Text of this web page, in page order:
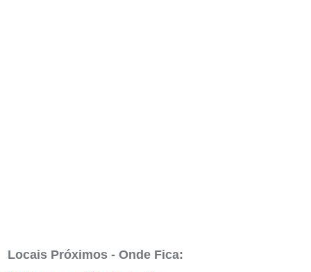
Locais Próximos - Onde Fica: